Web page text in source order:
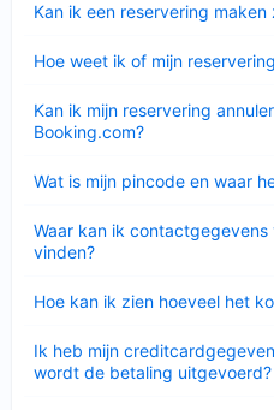
Kan ik een reservering
Hoe weet ik of mijn
Kan ik mijn reservering
Booking.com?
Wat is mijn pincode en waar
Waar kan ik
vinden?
Hoe kan ik zien hoeveel het
Ik heb mijn
wordt de betaling uitgevoerd?